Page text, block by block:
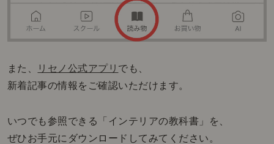
また、 リセノ公式アプリ でも、
新着記事の情報をご確認いただけます。
いつでも参照できる「インテリアの教科書」を、
ぜひお手元にダウンロードしてみてください。